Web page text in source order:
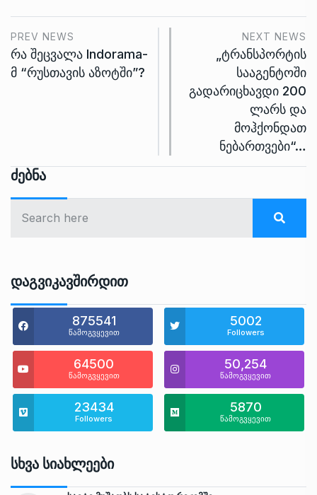
PREV NEWS
რა შეცვალა Indorama-
მ “რუსთავის აზოტში”?
NEXT NEWS
„ტრანსპორტის
სააგენტოში
გადარიცხავდი 200
ლარს და
მოჰქონდათ
ნებართვები“…
Ძებნა
Დაგვიკავშირდით
875541
წამოგვყევით
5002
Followers
64500
წამოგვყევით
50,254
წამოგვყევით
23434
Followers
5870
წამოგვყევით
Სხვა Სიახლეები